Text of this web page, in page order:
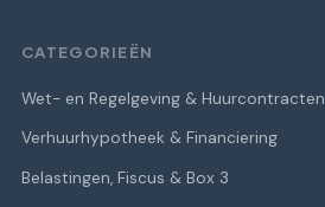
CATEGORIEËN
Wet- en Regelgeving & Huurcontracten
Verhuurhypotheek & Financiering
Belastingen, Fiscus & Box 3